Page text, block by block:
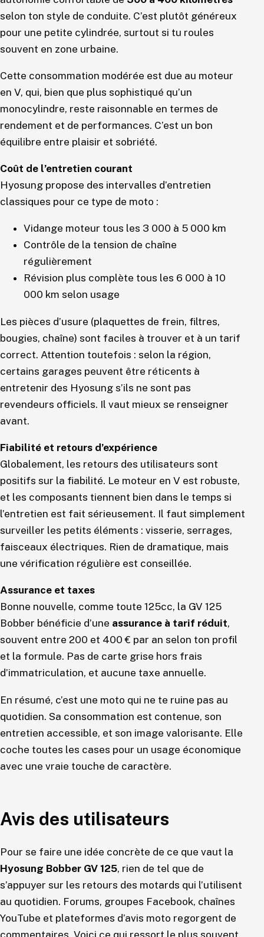
selon ton style de conduite. C’est plutôt généreux
pour une petite cylindrée, surtout si tu roules
souvent en zone urbaine.
Cette consommation modérée est due au moteur
en V, qui, bien que plus sophistiqué qu’un
monocylindre, reste raisonnable en termes de
rendement et de performances. C’est un bon
équilibre entre plaisir et sobriété.
Coût de l’entretien courant
Hyosung propose des intervalles d’entretien
classiques pour ce type de moto :
Vidange moteur tous les 3 000 à 5 000 km
Contrôle de la tension de chaîne
régulièrement
Révision plus complète tous les 6 000 à 10
000 km selon usage
Les pièces d’usure (plaquettes de frein, filtres,
bougies, chaîne) sont faciles à trouver et à un tarif
correct. Attention toutefois : selon la région,
certains garages peuvent être réticents à
entretenir des Hyosung s’ils ne sont pas
revendeurs officiels. Il vaut mieux se renseigner
avant.
Fiabilité et retours d’expérience
Globalement, les retours des utilisateurs sont
positifs sur la fiabilité. Le moteur en V est robuste,
et les composants tiennent bien dans le temps si
l’entretien est fait sérieusement. Il faut simplement
surveiller les petits éléments : visserie, serrages,
faisceaux électriques. Rien de dramatique, mais
une vérification régulière est conseillée.
Assurance et taxes
Bonne nouvelle, comme toute 125cc, la GV 125
Bobber bénéficie d’une assurance à tarif réduit,
souvent entre 200 et 400 € par an selon ton profil
et la formule. Pas de carte grise hors frais
d’immatriculation, et aucune taxe annuelle.
En résumé, c’est une moto qui ne te ruine pas au
quotidien. Sa consommation est contenue, son
entretien accessible, et son image valorisante. Elle
coche toutes les cases pour un usage économique
avec une vraie touche de caractère.
Avis des utilisateurs
Pour se faire une idée concrète de ce que vaut la
Hyosung Bobber GV 125, rien de tel que de
s’appuyer sur les retours des motards qui l’utilisent
au quotidien. Forums, groupes Facebook, chaînes
YouTube et plateformes d’avis moto regorgent de